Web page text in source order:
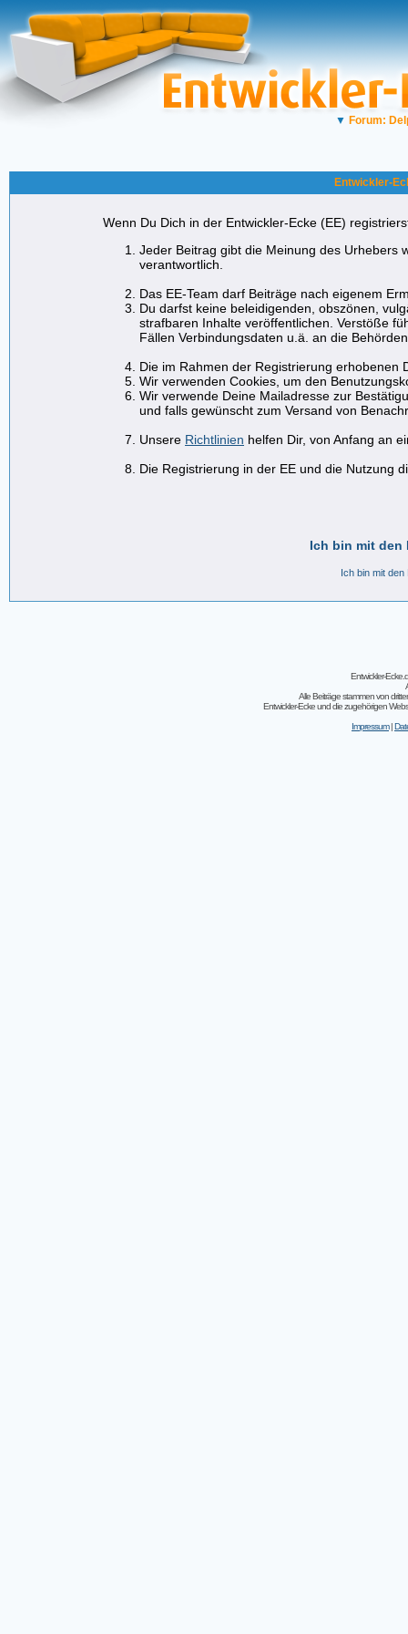
▼ Forum:
Entwickler-
Wenn Du Dich in der Entwickler-Ecke (EE)
Jeder Beitrag gibt die Meinung des Urhebers
verantwortlich.
Das EE-Team darf Beiträge nach eigenem
Du darfst keine beleidigenden, obszönen,
strafbaren Inhalte veröffentlichen. Verstöße
Fällen Verbindungsdaten u.ä. an die
Die im Rahmen der Registrierung erhobenen
Wir verwenden Cookies, um den
Wir verwende Deine Mailadresse zur
und falls gewünscht zum Versand von
Unsere Richtlinien helfen Dir, von Anfang an
Die Registrierung in der EE und die Nutzung
Ich bin mit den
Ich bin mit
Entwickler-
Alle Beiträge stammen von
Entwickler-Ecke und die zugehörigen
Impressum|